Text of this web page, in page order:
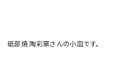
砥部焼 陶彩窯さんの小皿です。